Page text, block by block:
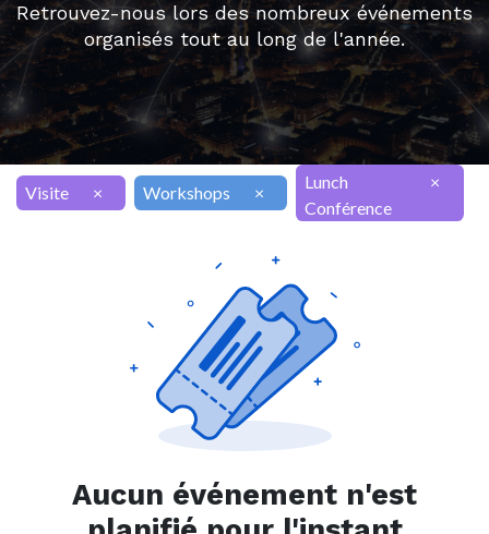
Retrouvez-nous lors des nombreux événements
organisés tout au long de l'année.
Visite × Workshops ×
Lunch
Conférence
×
Aucun événement n'est